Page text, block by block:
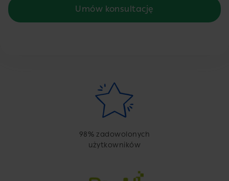
Umów konsultację
98% zadowolonych
użytkowników